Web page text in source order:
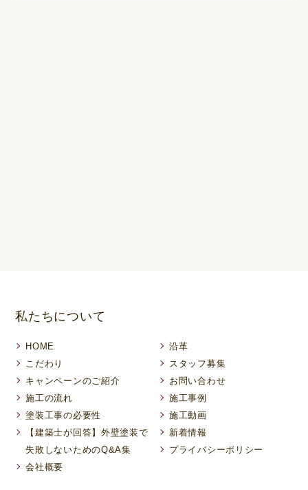
私たちについて
HOME
こだわり
キャンペーンのご紹介
施工の流れ
塗装工事の必要性
【建築士が回答】外壁塗装で
失敗しないためのQ&A集
会社概要
沿革
スタッフ募集
お問い合わせ
施工事例
施工動画
新着情報
プライバシーポリシー